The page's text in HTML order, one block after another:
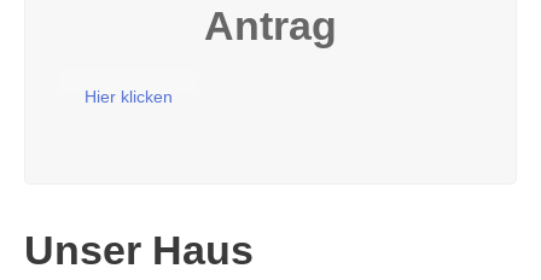
Antrag
Hier klicken
Unser Haus